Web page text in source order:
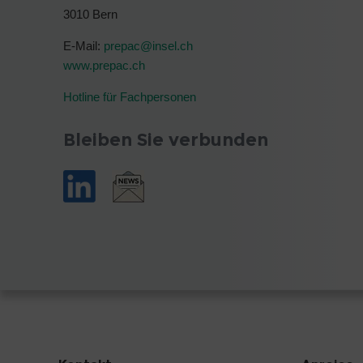
3010 Bern
E-Mail: prepac@insel.ch
www.prepac.ch
Hotline für Fachpersonen
Bleiben Sie verbunden